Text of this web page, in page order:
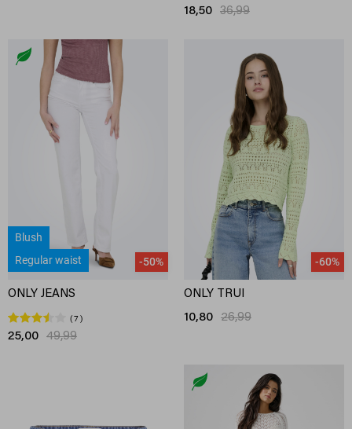
18,50 36,99
Blush
Regular waist
-50%
ONLY JEANS
7
25,00 49,99
-60%
ONLY TRUI
10,80 26,99